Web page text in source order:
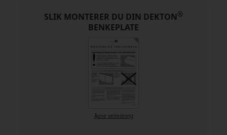
SLIK MONTERER DU DIN DEKTON®
BENKEPLATE
Åpne veiledning